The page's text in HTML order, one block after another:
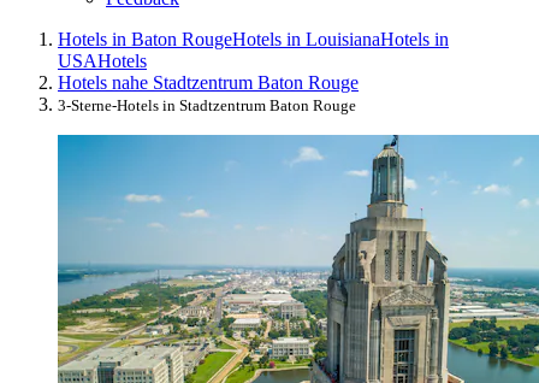
Hotels in Baton RougeHotels in LouisianaHotels in
USAHotels
Hotels nahe Stadtzentrum Baton Rouge
3-Sterne-Hotels in Stadtzentrum Baton Rouge